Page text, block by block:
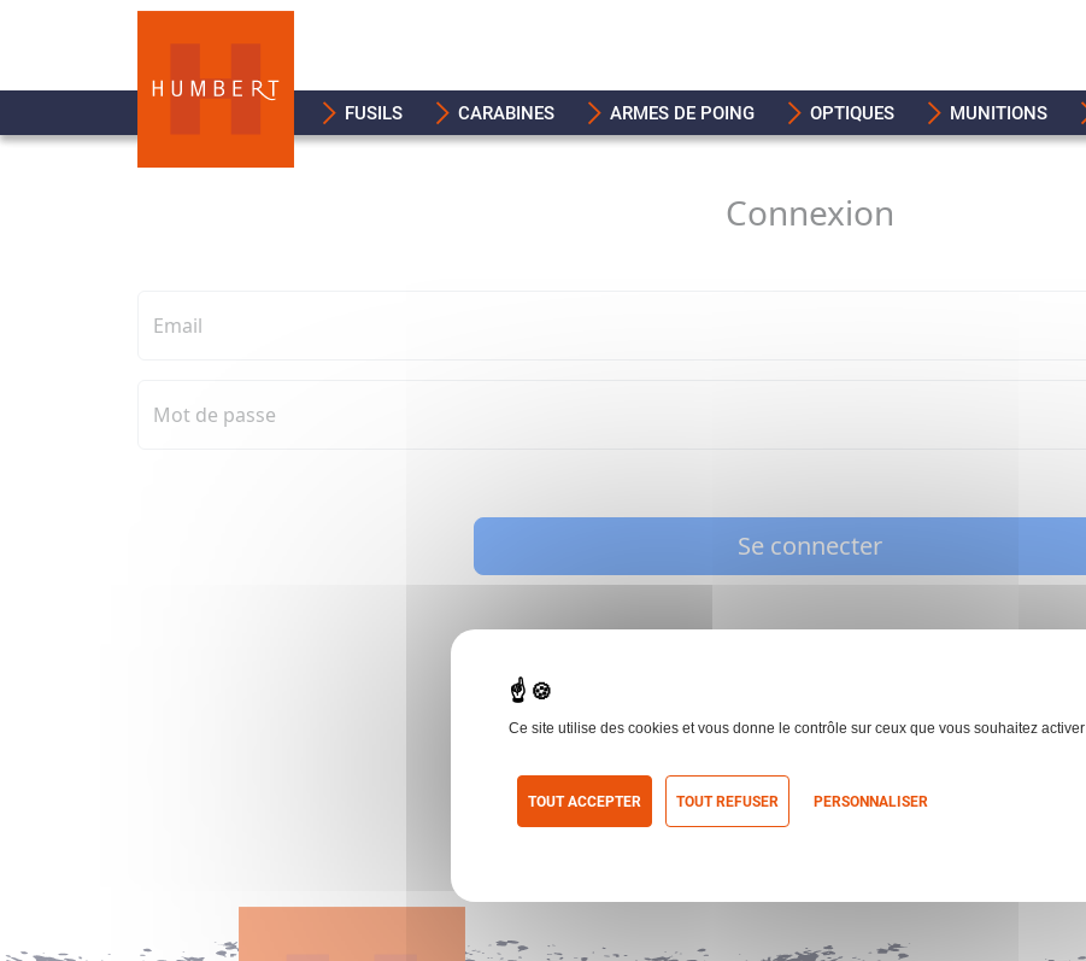
FUSILS CARABINES ARMES DE POING OPTIQUES MUNITIONS
Connexion
Email
Mot de passe
Se connecter
Ce site utilise des cookies et vous donne le contrôle sur ceux que vous souhaitez activer
TOUT ACCEPTER TOUT REFUSER PERSONNALISER